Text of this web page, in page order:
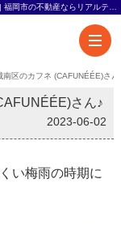
南区のカフネ (CAFUNÉÉE)さん
さん♪
2023-06-02
い梅雨の時期に